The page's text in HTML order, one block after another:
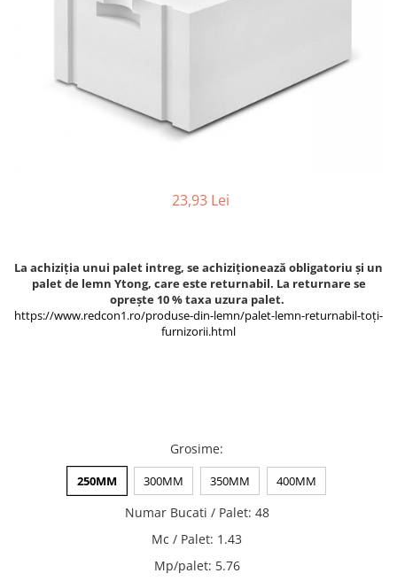
Roabe si Betoniere
Tencuiala decorativa
Vata minerala
Vata minerala bazaltica
Tevi PVC
Pavele si borduri
23,93 Lei
La achiziția unui palet intreg, se achiziționează obligatoriu și un
palet de lemn Ytong, care este returnabil. La returnare se
oprește 10 % taxa uzura palet.
https://www.redcon1.ro/produse-din-lemn/palet-lemn-returnabil-toți-
furnizorii.html
Grosime:
250MM 300MM 350MM 400MM
Numar Bucati / Palet: 48
Mc / Palet: 1.43
Mp/palet: 5.76